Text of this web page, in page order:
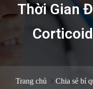
Thời Gian
Trang chủ Chia sẻ bí